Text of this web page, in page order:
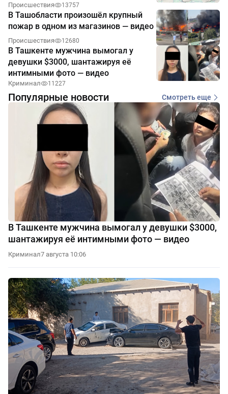
Происшествия 13757
В Ташобласти произошёл крупный
пожар в одном из магазинов — видео
Происшествия 12680
В Ташкенте мужчина вымогал у
девушки $3000, шантажируя её
интимными фото — видео
Криминал 11227
Популярные новости Смотреть еще
В Ташкенте мужчина вымогал у девушки $3000,
шантажируя её интимными фото — видео
Криминал7 августа 10:06